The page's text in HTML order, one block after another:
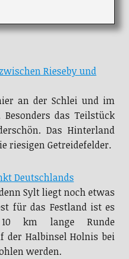
Rieseby und
an der Schlei und im
das Teilstück
Das Hinterland
riesigen Getreidefelder.
Deutschlands
Sylt liegt noch etwas
für das Festland ist es
km lange Runde
der Halbinsel Holnis bei
werden.